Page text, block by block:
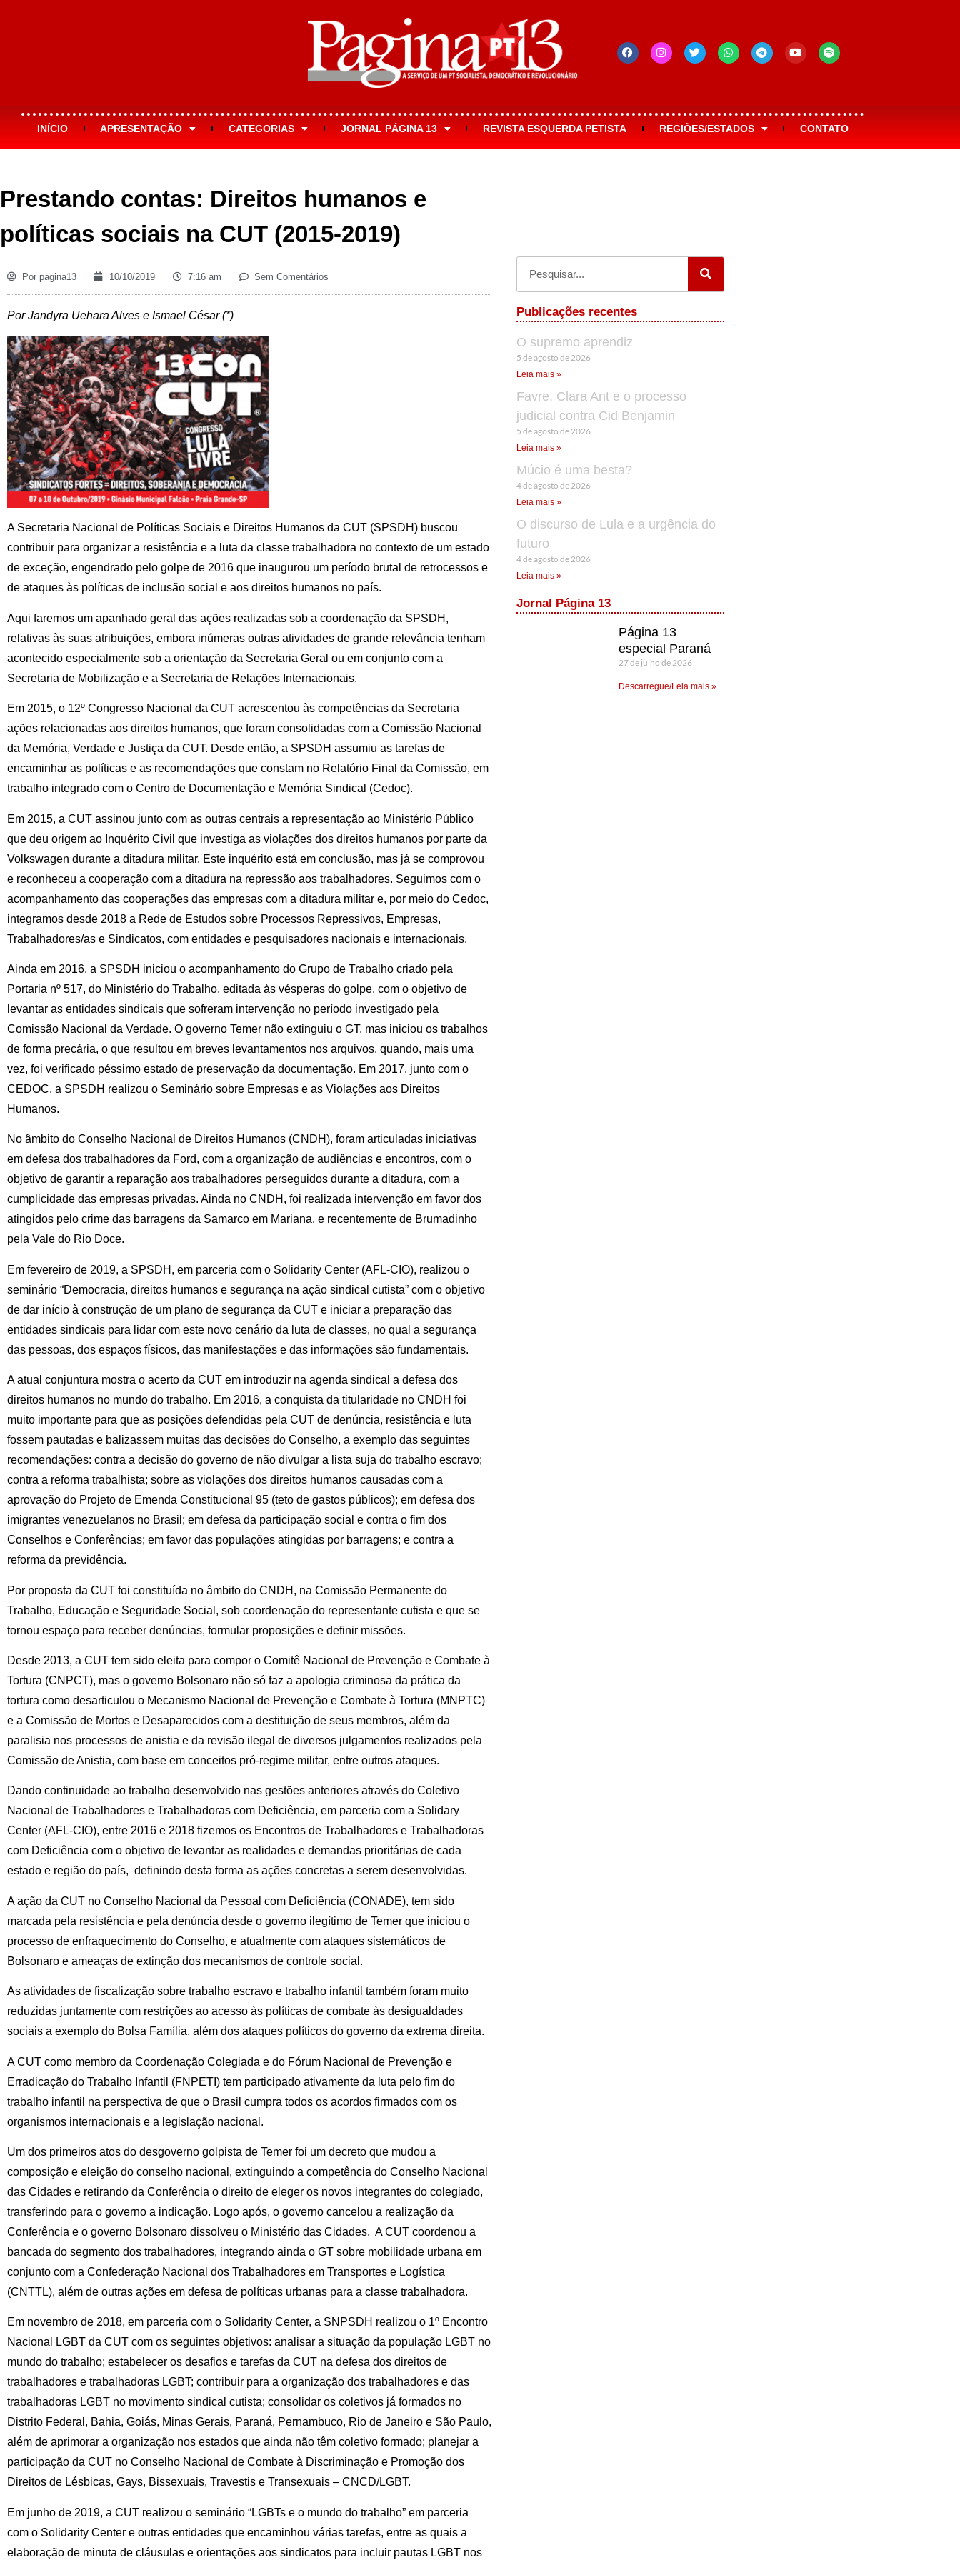
INÍCIO APRESENTAÇÃO CATEGORIAS JORNAL PÁGINA 13 REVISTA ESQUERDA PETISTA REGIÕES/ESTADOS CONTATO
Prestando contas: Direitos humanos e
políticas sociais na CUT (2015-2019)
Por pagina13 10/10/2019 7:16 am Sem Comentários
Por Jandyra Uehara Alves e Ismael César (*)
A Secretaria Nacional de Políticas Sociais e Direitos Humanos da CUT (SPSDH) buscou
contribuir para organizar a resistência e a luta da classe trabalhadora no contexto de um estado
de exceção, engendrado pelo golpe de 2016 que inaugurou um período brutal de retrocessos e
de ataques às políticas de inclusão social e aos direitos humanos no país.
Aqui faremos um apanhado geral das ações realizadas sob a coordenação da SPSDH,
relativas às suas atribuições, embora inúmeras outras atividades de grande relevância tenham
acontecido especialmente sob a orientação da Secretaria Geral ou em conjunto com a
Secretaria de Mobilização e a Secretaria de Relações Internacionais.
Em 2015, o 12º Congresso Nacional da CUT acrescentou às competências da Secretaria
ações relacionadas aos direitos humanos, que foram consolidadas com a Comissão Nacional
da Memória, Verdade e Justiça da CUT. Desde então, a SPSDH assumiu as tarefas de
encaminhar as políticas e as recomendações que constam no Relatório Final da Comissão, em
trabalho integrado com o Centro de Documentação e Memória Sindical (Cedoc).
Em 2015, a CUT assinou junto com as outras centrais a representação ao Ministério Público
que deu origem ao Inquérito Civil que investiga as violações dos direitos humanos por parte da
Volkswagen durante a ditadura militar. Este inquérito está em conclusão, mas já se comprovou
e reconheceu a cooperação com a ditadura na repressão aos trabalhadores. Seguimos com o
acompanhamento das cooperações das empresas com a ditadura militar e, por meio do Cedoc,
integramos desde 2018 a Rede de Estudos sobre Processos Repressivos, Empresas,
Trabalhadores/as e Sindicatos, com entidades e pesquisadores nacionais e internacionais.
Ainda em 2016, a SPSDH iniciou o acompanhamento do Grupo de Trabalho criado pela
Portaria nº 517, do Ministério do Trabalho, editada às vésperas do golpe, com o objetivo de
levantar as entidades sindicais que sofreram intervenção no período investigado pela
Comissão Nacional da Verdade. O governo Temer não extinguiu o GT, mas iniciou os trabalhos
de forma precária, o que resultou em breves levantamentos nos arquivos, quando, mais uma
vez, foi verificado péssimo estado de preservação da documentação. Em 2017, junto com o
CEDOC, a SPSDH realizou o Seminário sobre Empresas e as Violações aos Direitos
Humanos.
No âmbito do Conselho Nacional de Direitos Humanos (CNDH), foram articuladas iniciativas
em defesa dos trabalhadores da Ford, com a organização de audiências e encontros, com o
objetivo de garantir a reparação aos trabalhadores perseguidos durante a ditadura, com a
cumplicidade das empresas privadas. Ainda no CNDH, foi realizada intervenção em favor dos
atingidos pelo crime das barragens da Samarco em Mariana, e recentemente de Brumadinho
pela Vale do Rio Doce.
Em fevereiro de 2019, a SPSDH, em parceria com o Solidarity Center (AFL-CIO), realizou o
seminário “Democracia, direitos humanos e segurança na ação sindical cutista” com o objetivo
de dar início à construção de um plano de segurança da CUT e iniciar a preparação das
entidades sindicais para lidar com este novo cenário da luta de classes, no qual a segurança
das pessoas, dos espaços físicos, das manifestações e das informações são fundamentais.
A atual conjuntura mostra o acerto da CUT em introduzir na agenda sindical a defesa dos
direitos humanos no mundo do trabalho. Em 2016, a conquista da titularidade no CNDH foi
muito importante para que as posições defendidas pela CUT de denúncia, resistência e luta
fossem pautadas e balizassem muitas das decisões do Conselho, a exemplo das seguintes
recomendações: contra a decisão do governo de não divulgar a lista suja do trabalho escravo;
contra a reforma trabalhista; sobre as violações dos direitos humanos causadas com a
aprovação do Projeto de Emenda Constitucional 95 (teto de gastos públicos); em defesa dos
imigrantes venezuelanos no Brasil; em defesa da participação social e contra o fim dos
Conselhos e Conferências; em favor das populações atingidas por barragens; e contra a
reforma da previdência.
Por proposta da CUT foi constituída no âmbito do CNDH, na Comissão Permanente do
Trabalho, Educação e Seguridade Social, sob coordenação do representante cutista e que se
tornou espaço para receber denúncias, formular proposições e definir missões.
Desde 2013, a CUT tem sido eleita para compor o Comitê Nacional de Prevenção e Combate à
Tortura (CNPCT), mas o governo Bolsonaro não só faz a apologia criminosa da prática da
tortura como desarticulou o Mecanismo Nacional de Prevenção e Combate à Tortura (MNPTC)
e a Comissão de Mortos e Desaparecidos com a destituição de seus membros, além da
paralisia nos processos de anistia e da revisão ilegal de diversos julgamentos realizados pela
Comissão de Anistia, com base em conceitos pró-regime militar, entre outros ataques.
Dando continuidade ao trabalho desenvolvido nas gestões anteriores através do Coletivo
Nacional de Trabalhadores e Trabalhadoras com Deficiência, em parceria com a Solidary
Center (AFL-CIO), entre 2016 e 2018 fizemos os Encontros de Trabalhadores e Trabalhadoras
com Deficiência com o objetivo de levantar as realidades e demandas prioritárias de cada
estado e região do país, definindo desta forma as ações concretas a serem desenvolvidas.
A ação da CUT no Conselho Nacional da Pessoal com Deficiência (CONADE), tem sido
marcada pela resistência e pela denúncia desde o governo ilegítimo de Temer que iniciou o
processo de enfraquecimento do Conselho, e atualmente com ataques sistemáticos de
Bolsonaro e ameaças de extinção dos mecanismos de controle social.
As atividades de fiscalização sobre trabalho escravo e trabalho infantil também foram muito
reduzidas juntamente com restrições ao acesso às políticas de combate às desigualdades
sociais a exemplo do Bolsa Família, além dos ataques políticos do governo da extrema direita.
A CUT como membro da Coordenação Colegiada e do Fórum Nacional de Prevenção e
Erradicação do Trabalho Infantil (FNPETI) tem participado ativamente da luta pelo fim do
trabalho infantil na perspectiva de que o Brasil cumpra todos os acordos firmados com os
organismos internacionais e a legislação nacional.
Um dos primeiros atos do desgoverno golpista de Temer foi um decreto que mudou a
composição e eleição do conselho nacional, extinguindo a competência do Conselho Nacional
das Cidades e retirando da Conferência o direito de eleger os novos integrantes do colegiado,
transferindo para o governo a indicação. Logo após, o governo cancelou a realização da
Conferência e o governo Bolsonaro dissolveu o Ministério das Cidades. A CUT coordenou a
bancada do segmento dos trabalhadores, integrando ainda o GT sobre mobilidade urbana em
conjunto com a Confederação Nacional dos Trabalhadores em Transportes e Logística
(CNTTL), além de outras ações em defesa de políticas urbanas para a classe trabalhadora.
Em novembro de 2018, em parceria com o Solidarity Center, a SNPSDH realizou o 1º Encontro
Nacional LGBT da CUT com os seguintes objetivos: analisar a situação da população LGBT no
mundo do trabalho; estabelecer os desafios e tarefas da CUT na defesa dos direitos de
trabalhadores e trabalhadoras LGBT; contribuir para a organização dos trabalhadores e das
trabalhadoras LGBT no movimento sindical cutista; consolidar os coletivos já formados no
Distrito Federal, Bahia, Goiás, Minas Gerais, Paraná, Pernambuco, Rio de Janeiro e São Paulo,
além de aprimorar a organização nos estados que ainda não têm coletivo formado; planejar a
participação da CUT no Conselho Nacional de Combate à Discriminação e Promoção dos
Direitos de Lésbicas, Gays, Bissexuais, Travestis e Transexuais – CNCD/LGBT.
Em junho de 2019, a CUT realizou o seminário “LGBTs e o mundo do trabalho” em parceria
com o Solidarity Center e outras entidades que encaminhou várias tarefas, entre as quais a
elaboração de minuta de cláusulas e orientações aos sindicatos para incluir pautas LGBT nos
Publicações recentes
O supremo aprendiz
5 de agosto de 2026
Leia mais »
Favre, Clara Ant e o processo
judicial contra Cid Benjamin
5 de agosto de 2026
Leia mais »
Múcio é uma besta?
4 de agosto de 2026
Leia mais »
O discurso de Lula e a urgência do
futuro
4 de agosto de 2026
Leia mais »
Jornal Página 13
Página 13
especial Paraná
27 de julho de 2026
Descarregue/Leia mais »